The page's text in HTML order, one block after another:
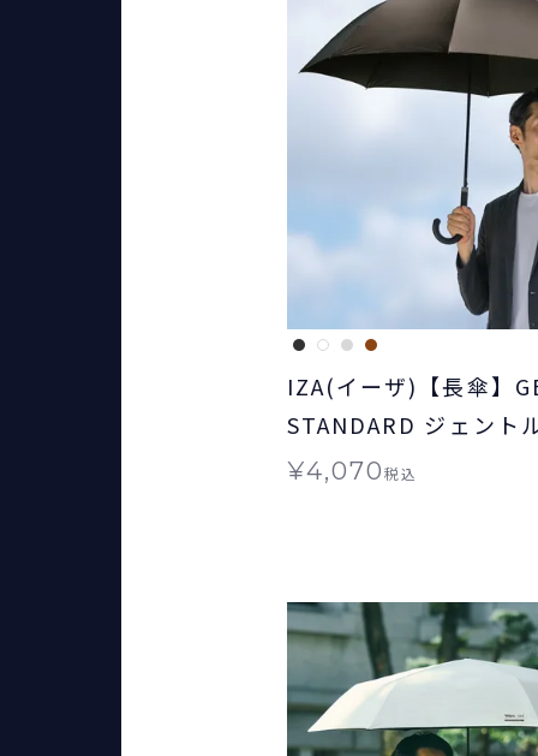
IZA(イーザ)【長傘】
STANDARD ジェント
ード 日傘 長傘 晴雨兼
¥4,070税込